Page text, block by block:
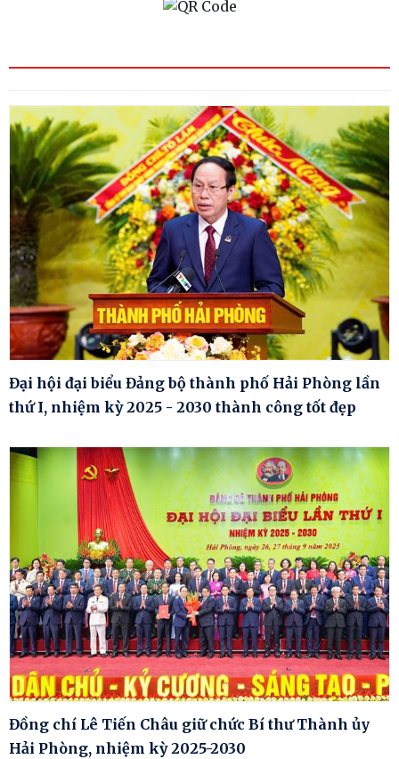
Đại hội đại biểu Đảng bộ thành phố Hải Phòng lần
thứ I, nhiệm kỳ 2025 - 2030 thành công tốt đẹp
Đồng chí Lê Tiến Châu giữ chức Bí thư Thành ủy
Hải Phòng, nhiệm kỳ 2025-2030